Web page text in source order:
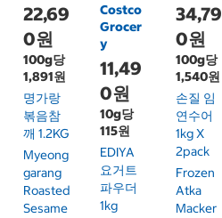
22,69
0원
100g당
1,891원
명가랑
볶음참
깨 1.2KG
Myeong
Garang
Roasted
Sesame
Costco
Grocer
y
11,49
0원
10g당
115원
EDIYA
요거트
파우더
1kg
34,79
0원
100g당
1,540원
손질 임
연수어
1kg X
2pack
Frozen
Atka
Macker